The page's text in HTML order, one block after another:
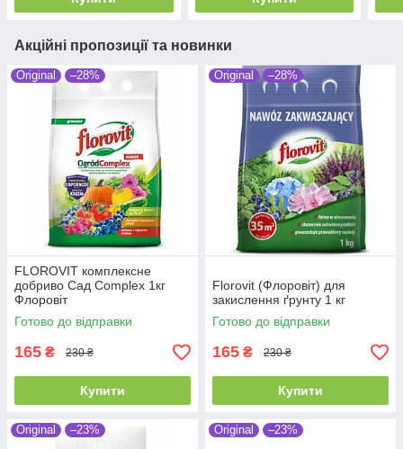
Акційні пропозиції та новинки
Original –28%
FLOROVIT комплексне
добриво Сад Complex 1кг
Флоровіт
Готово до відправки
165 ₴ 230 ₴
Купити
Original –28%
Florovit (Флоровіт) для
закислення ґрунту 1 кг
Готово до відправки
165 ₴ 230 ₴
Купити
Original –23% Original –23%